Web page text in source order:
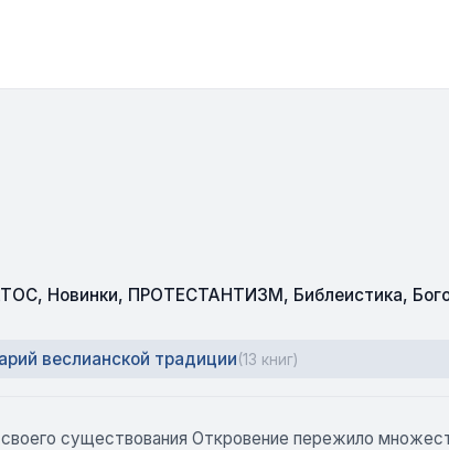
, Новинки, ПРОТЕСТАНТИЗМ, Библеистика,
веслианской традиции(13 книг)
существования Откровение пережило